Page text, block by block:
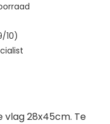
10)
vlag 28x45cm. Te